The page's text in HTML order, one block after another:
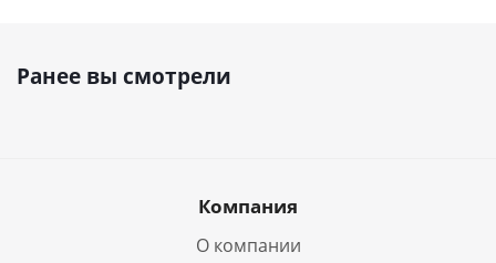
Ранее вы смотрели
Компания
О компании